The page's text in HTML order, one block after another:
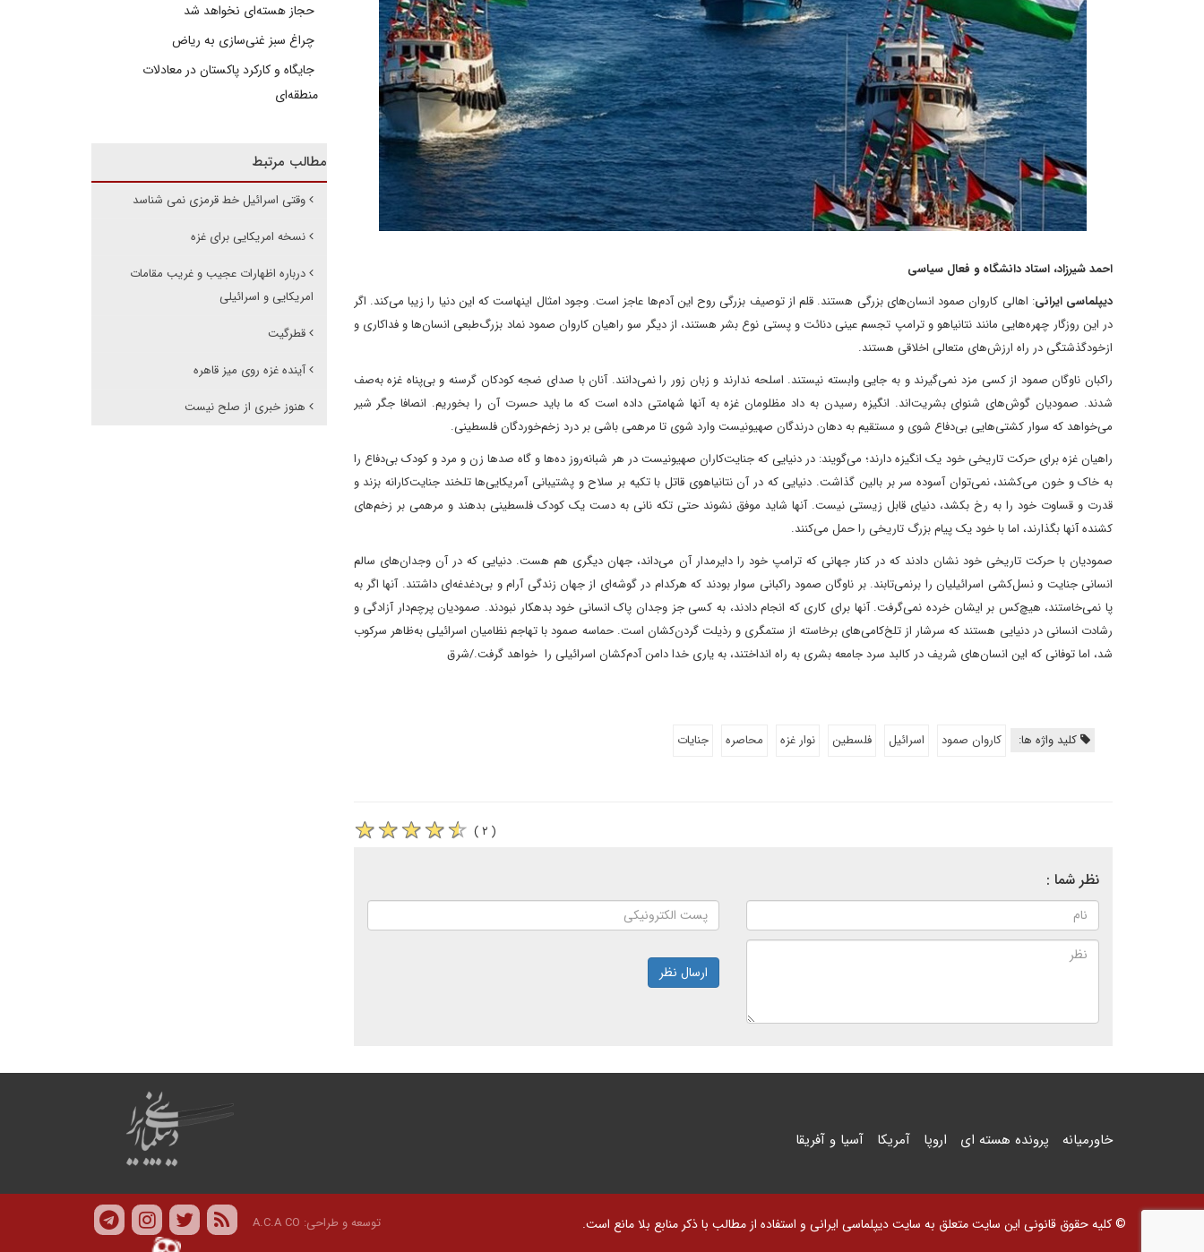
احمد شیرزاد، استاد دانشگاه و فعال سیاسی
د‌یپلماسی ایرانی: اهالی کاروان صمود انسان‌های بزرگی هستند. قلم از توصیف بزرگی روح این آدم‌ها عاجز است. وجود امثال اینهاست که این دنیا را زیبا می‌کند. اگر
در این روزگار چهره‌هایی مانند نتانیاهو و ترامپ تجسم عینی دنائت و پستی نوع بشر هستند، از دیگر سو راهیان کاروان صمود نماد بزرگ‌طبعی انسان‌ها و فداکاری و
ازخودگذشتگی در راه ارزش‌های متعالی اخلاقی هستند.
راکبان ناوگان صمود از کسی مزد نمی‌گیرند و به جایی وابسته نیستند. اسلحه ندارند و زبان زور را نمی‌دانند. آنان با صدای ضجه کودکان گرسنه و بی‌پناه غزه به‌صف
شدند. صمودیان گوش‌های شنوای بشریت‌اند. انگیزه رسیدن به داد مظلومان غزه به آنها شهامتی داده است که ما باید حسرت آن را بخوریم. انصافا جگر شیر
می‌خواهد که سوار کشتی‌هایی بی‌دفاع شوی و مستقیم به دهان درندگان صهیونیست وارد شوی تا مرهمی باشی بر درد زخم‌خوردگان فلسطینی.
راهیان غزه برای حرکت تاریخی خود یک انگیزه دارند؛ می‌گویند: در دنیایی که جنایت‌کاران صهیونیست در هر شبانه‌روز ده‌‌ها و گاه صدها زن و مرد و کودک بی‌دفاع را
به خاک و خون می‌کشند، نمی‌توان آسوده سر بر بالین گذاشت. دنیایی که در آن نتانیاهوی قاتل با تکیه بر سلاح و پشتیبانی آمریکایی‌ها تلخند جنایت‌کارانه بزند و
قدرت و قساوت خود را به رخ بکشد، دنیای قابل زیستی نیست. آنها شاید موفق نشوند حتی تکه نانی به دست یک کودک فلسطینی بدهند و مرهمی بر زخم‌های
کشنده آنها بگذارند، اما با خود یک پیام بزرگ تاریخی را حمل می‌کنند.
صمودیان با حرکت تاریخی خود نشان دادند که در کنار جهانی که ترامپ خود را دایرمدار آن می‌داند، جهان دیگری هم هست. دنیایی که در آن وجدان‌های سالم
انسانی جنایت و نسل‌کشی اسرائیلیان را برنمی‌تابند. بر ناوگان صمود راکبانی سوار بودند که هرکدام در گوشه‌ای از جهان زندگی آرام و بی‌دغدغه‌ای داشتند. آنها اگر به
پا نمی‌خاستند، هیچ‌کس بر ایشان خرده نمی‌گرفت. آنها برای کاری که انجام دادند، به کسی جز وجدان پاک انسانی خود بدهکار نبودند. صمودیان پرچم‌دار آزادگی و
رشادت انسانی در دنیایی هستند که سرشار از تلخ‌کامی‌های برخاسته از ستمگری و رذیلت گردن‌کشان است. حماسه صمود با تهاجم نظامیان اسرائیلی به‌ظاهر سرکوب
شد، اما توفانی که این انسان‌های شریف در کالبد سرد جامعه بشری به راه انداختند، به یاری خدا دامن آدم‌کشان اسرائیلی را خواهد گرفت./شرق
کلید واژه ها: کاروان صمود اسرائیل فلسطین نوار غزه محاصره جنایات
( ۲ )
نظر شما :
ارسال نظر
حجاز هسته‌ای نخواهد شد
چراغ سبز غنی‌سازی به ریاض
جایگاه و کارکرد پاکستان در معادلات
منطقه‌ای
مطالب مرتبط
وقتی اسرائیل خط قرمزی نمی شناسد
نسخه امریکایی برای غزه
درباره اظهارات عجیب و غریب مقامات
امریکایی و اسرائیلی
قطرگیت
آینده غزه روی میز قاهره
هنوز خبری از صلح نیست
خاورمیانه پرونده هسته ای اروپا آمریکا آسیا و آفریقا
© کلیه حقوق قانونی این سایت متعلق به سایت دیپلماسی ایرانی و استفاده از مطالب با ذکر منابع بلا مانع است. توسعه و طراحی: A.C.A CO